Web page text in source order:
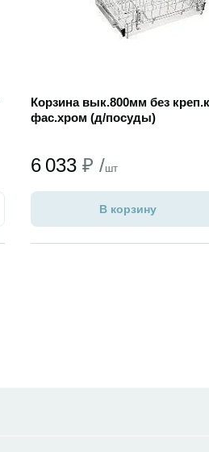
Корзина вык.800мм без креп.к
фас.хром (д/посуды)
6 033 ₽ /шт
В корзину